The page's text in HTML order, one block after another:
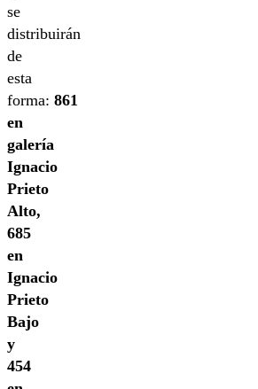
se
distribuirán
de
esta
forma: 861
en
galería
Ignacio
Prieto
Alto,
685
en
Ignacio
Prieto
Bajo
y
454